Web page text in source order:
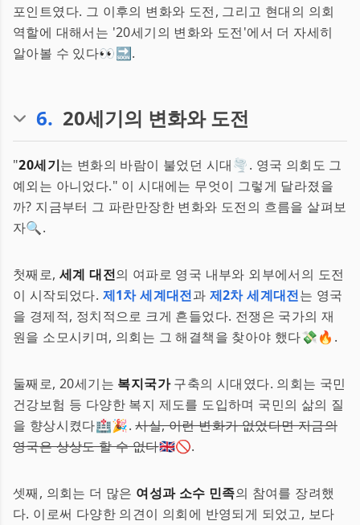
포인트였다. 그 이후의 변화와 도전, 그리고 현대의 의회
역할에 대해서는 '20세기의 변화와 도전'에서 더 자세히
알아볼 수 있다👀🔜.
6. 20세기의 변화와 도전
"20세기는 변화의 바람이 불었던 시대🌪️. 영국 의회도 그
예외는 아니었다." 이 시대에는 무엇이 그렇게 달라졌을
까? 지금부터 그 파란만장한 변화와 도전의 흐름을 살펴보
자🔍.
첫째로, 세계 대전의 여파로 영국 내부와 외부에서의 도전
이 시작되었다. 제1차 세계대전과 제2차 세계대전는 영국
을 경제적, 정치적으로 크게 흔들었다. 전쟁은 국가의 재
원을 소모시키며, 의회는 그 해결책을 찾아야 했다💸🔥.
둘째로, 20세기는 복지국가구축의 시대였다. 의회는 국민
건강보험 등 다양한 복지 제도를 도입하며 국민의 삶의 질
을 향상시켰다🏥🎉.사실, 이런 변화가 없었다면 지금의
영국은 상상도 할 수 없다🇬🇧🚫.
셋째, 의회는 더 많은 여성과 소수 민족의 참여를 장려했
다. 이로써 다양한 의견이 의회에 반영되게 되었고, 보다